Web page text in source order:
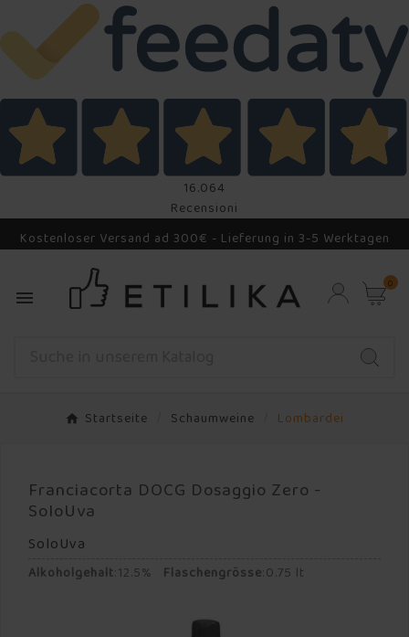
16.064
Recensioni
Kostenloser Versand ad 300€ - Lieferung in 3-5 Werktagen

0
Startseite Schaumweine Lombardei
Franciacorta DOCG Dosaggio Zero -
SoloUva
SoloUva
Alkoholgehalt:12.5% Flaschengrösse:0.75 lt